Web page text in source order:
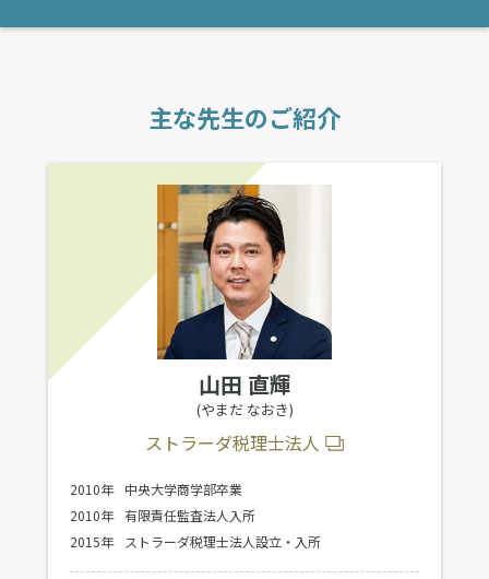
主な先生のご紹介
山田 直輝
(やまだ なおき)
ストラーダ税理士法人
2010年
中央大学商学部卒業
2010年
有限責任監査法人入所
2015年
ストラーダ税理士法人設立・入所